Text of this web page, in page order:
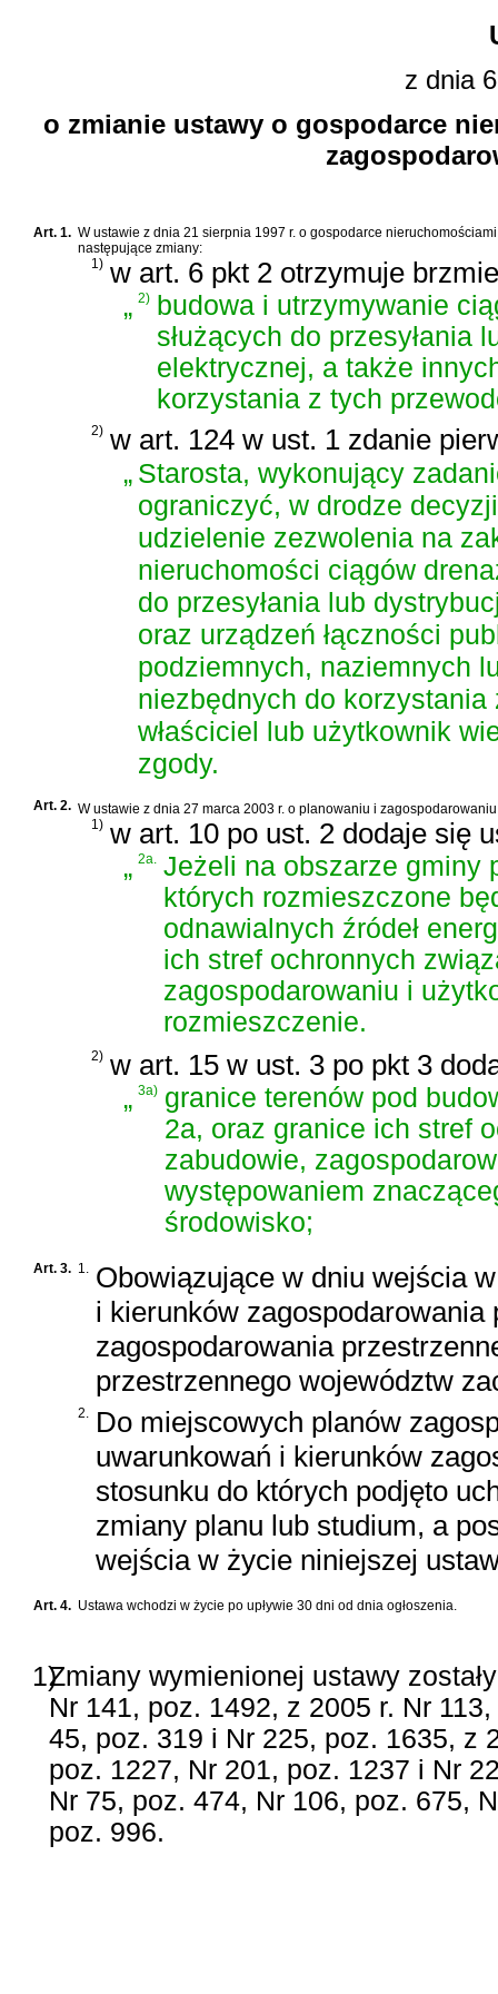
z dnia
o zmianie ustawy o gospodarce
Art. 1. Wustawie z dnia 21 sierpnia 1997 r. o gospodarce nieruchomościami
następujące zmiany:
1) w art. 6 pkt 2 otrzymuje
„2)
budowa i utrzymywanie
służących do przesyłania
elektrycznej, a także
korzystania z tych
2) w art. 124 w ust. 1 zdanie
„Starosta, wykonujący
ograniczyć, w drodze
udzielenie zezwolenia na
nieruchomości ciągów
do przesyłania lub
oraz urządzeń łączności
podziemnych, naziemnych
niezbędnych do
właściciel lub użytkownik
zgody.
Art. 2. Wustawie z dnia 27 marca 2003 r. o planowaniu i
1) w art. 10 po ust. 2 dodaje się
„2a.
Jeżeli na obszarze gminy
których rozmieszczone
odnawialnych źródeł
ich stref ochronnych
zagospodarowaniu i
rozmieszczenie.
2) w art. 15 w ust. 3 po pkt 3
„3a) granice terenów pod
2a, oraz granice ich stref
zabudowie,
występowaniem
środowisko;
Art. 3. 1.
Obowiązujące w dniu wejścia
i kierunków
zagospodarowania
przestrzennego województw
2.
Do miejscowych planów
uwarunkowań i kierunków
stosunku do których podjęto
zmiany planu lub studium, a
wejścia w życie niniejszej
Art. 4. Ustawa wchodzi w życie po upływie 30 dni od dnia ogłoszenia.
1)Zmiany wymienionej ustawy
Nr 141, poz. 1492, z 2005 r. Nr
45, poz. 319 i Nr 225, poz. 1635, z
poz. 1227, Nr 201, poz. 1237 i Nr
Nr 75, poz. 474, Nr 106, poz. 675,
poz. 996.